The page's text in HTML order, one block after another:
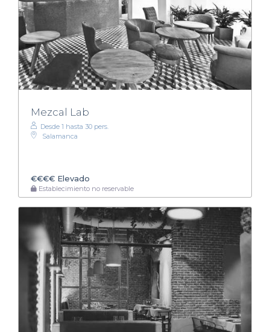
Mezcal Lab
Desde 1 hasta 30 pers.
Salamanca
€€€€ Elevado
Establecimiento no reservable